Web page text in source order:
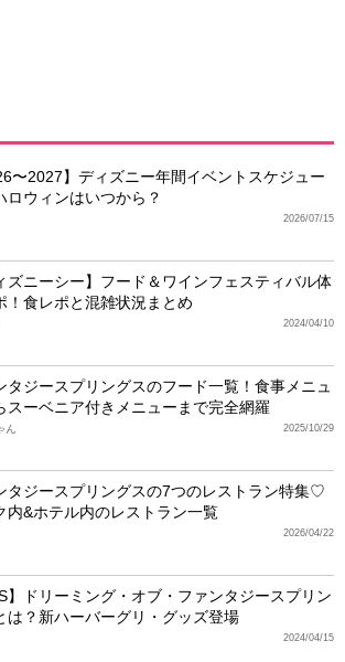
〜2027】ディズニー年間イベントスケジュー
ロウィンはいつから？
2026/07/15
ズニーシー】フード＆ワインフェスティバル体
！食レポと混雑状況まとめ
2024/04/10
タジースプリングスのフード一覧！食事メニュ
スーベニア付きメニューまで完全網羅
2025/10/29
ん
タジースプリングスの7つのレストラン特集♡
内&ホテル内のレストラン一覧
2026/04/22
】ドリーミング・オブ・ファンタジースプリン
は？新ハーバーグリ・グッズ登場
2024/04/15